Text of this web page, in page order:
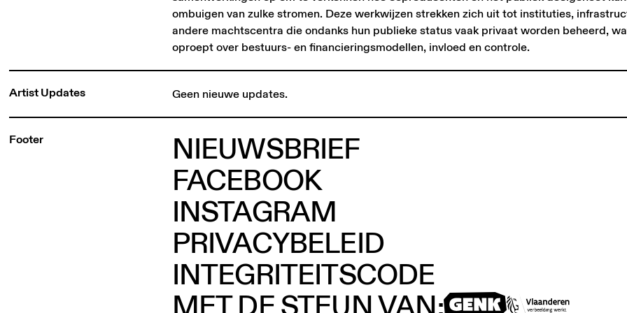
ombuigen van zulke stromen. Deze werkwijzen strekken zich uit tot instituties,
andere machtscentra die ondanks hun publieke status vaak privaat worden beheerd,
oproept over bestuurs- en financieringsmodellen, invloed en controle.
Artist Updates Geen nieuwe updates.
Footer
NIEUWSBRIEF
FACEBOOK
INSTAGRAM
PRIVACYBELEID
INTEGRITEITSCODE
MET DE STEUN VAN: